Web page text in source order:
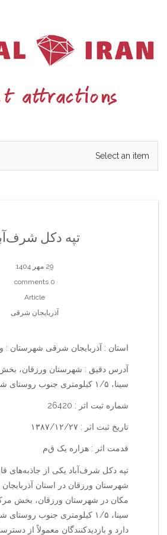
تپه دکل
29 مهر 1404
0 comments
Article
آذربایجان شرقی
استان : آذربایجان شرقی شهرستان :
آدرس دقیق : شهرستان ورزقان،
سینا، ۱/۵ کیلومتری جنوب روستای شرف آباد
شماره ثبت اثر : 26420
تاریخ ثبت اثر : ۱۳۸۷/۱۲/۲۷
قدمت اثر : هزاره یک ق‌م‌
تپه دکل شرف‌آباد یکی از جاذبه‌های
شهرستان ورزقان در استان
مکان در شهرستان ورزقان، بخش
سینا، ۱/۵ کیلومتری جنوب
دارد و بازدیدکنندگان معمولاً از